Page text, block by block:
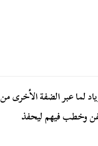
لما عبر الضفة الأخرى من
وخطب فيهم ليحفذ